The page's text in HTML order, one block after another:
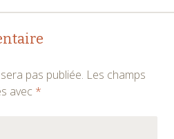
pas publiée. Les champs
avec *